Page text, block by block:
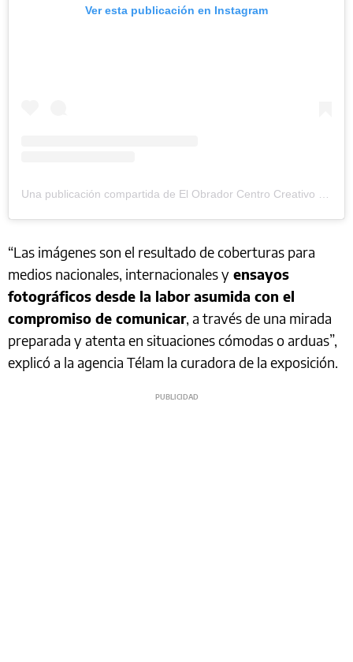
Ver esta publicación en Instagram
“Las imágenes son el resultado de coberturas para
medios nacionales, internacionales y ensayos
fotográficos desde la labor asumida con el
compromiso de comunicar, a través de una mirada
preparada y atenta en situaciones cómodas o arduas”,
explicó a la agencia Télam la curadora de la exposición.